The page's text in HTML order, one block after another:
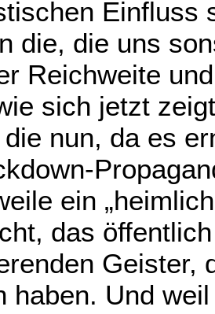
Einfluss
die, die uns
Reichweite
sich jetzt
die nun, da es
ein
das
Geister,
haben. Und